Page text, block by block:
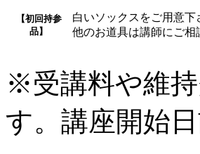
【初回持参
品】
白いソックスをご用意下
他のお道具は講師にご相
※受講料や維
す。講座開始